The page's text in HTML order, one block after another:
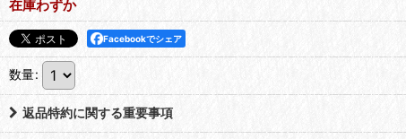
在庫わずか
Facebookでシェア
数量:
返品特約に関する重要事項